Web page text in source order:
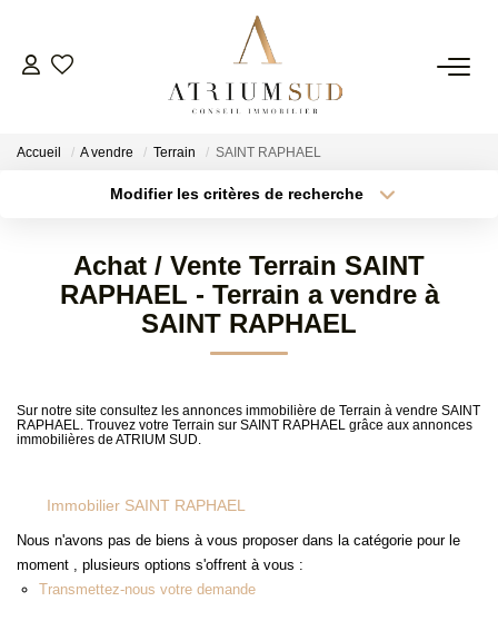
TRANSACTION
SYNDIC
MON COMPTE
EN
Accueil A vendre Terrain SAINT RAPHAEL
Modifier les critères de recherche
Sélectionnez...
Type de bien
Surface min
Achat / Vente Terrain SAINT
RAPHAEL - Terrain a vendre à
SAINT RAPHAEL
Sur notre site consultez les annonces immobilière de Terrain à vendre SAINT
RAPHAEL. Trouvez votre Terrain sur SAINT RAPHAEL grâce aux annonces
immobilières de ATRIUM SUD.
Immobilier SAINT RAPHAEL
Nous n'avons pas de biens à vous proposer dans la catégorie pour le
moment , plusieurs options s'offrent à vous :
Transmettez-nous votre demande